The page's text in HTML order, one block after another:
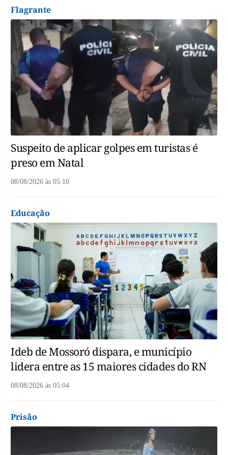
Flagrante
Suspeito de aplicar golpes em turistas é
preso em Natal
08/08/2026 às 05:10
Educação
Ideb de Mossoró dispara, e município
lidera entre as 15 maiores cidades do RN
08/08/2026 às 05:04
Prisão